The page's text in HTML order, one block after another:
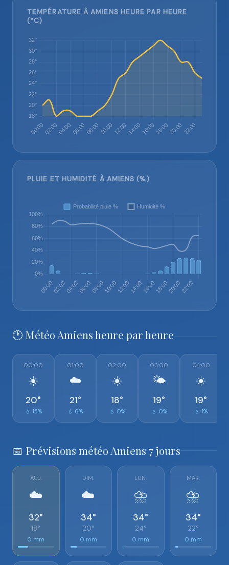
TEMPÉRATURE À AMIENS HEURE PAR HEURE
(°C)
PLUIE ET HUMIDITÉ À AMIENS (%)
🕐 Météo Amiens heure par heure
00:00
☀️
20°
💧 15%
01:00
☁️
21°
💧 6%
02:00
☀️
18°
💧 0%
03:00
🌤️
19°
💧 0%
04:00
☀️
19°
💧 1%
📅 Prévisions météo Amiens 7 jours
AUJ.
☁️
32°
18°
0 mm
DIM.
☁️
34°
20°
0 mm
LUN.
⛈️
34°
24°
0 mm
MAR.
⛈️
34°
22°
0 mm